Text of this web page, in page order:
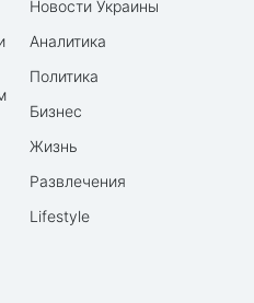
Новости Украины
Аналитика
Политика
Бизнес
Жизнь
Развлечения
Lifestyle